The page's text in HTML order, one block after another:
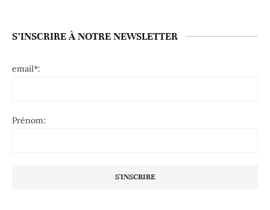
S’INSCRIRE À NOTRE NEWSLETTER
email*:
Prénom: